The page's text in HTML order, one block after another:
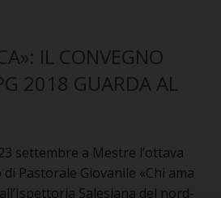
IL CONVEGNO
2018 GUARDA AL
settembre a Mestre l’ottava
Pastorale Giovanile «Chi ama
Salesiana del nord-